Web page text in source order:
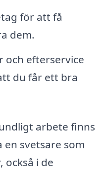
för att få
dem.
och efterservice
du får ett bra
arbete finns
svetsare som
också i de